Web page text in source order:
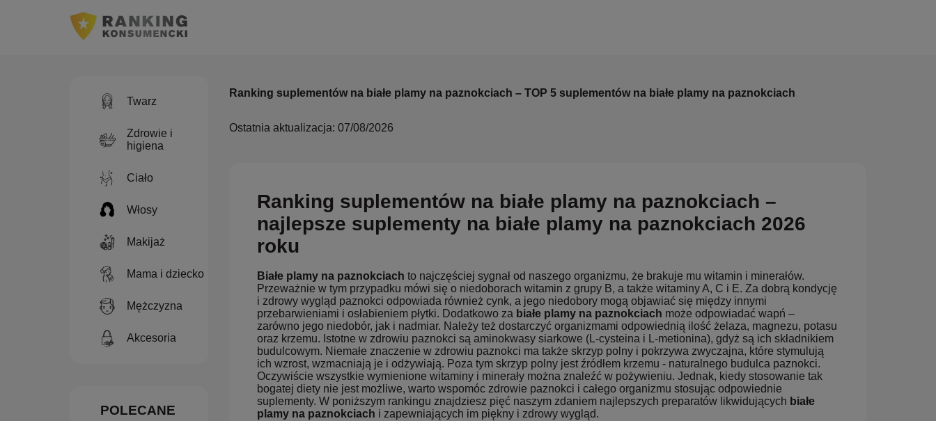
Twarz
Zdrowie i
higiena
Ciało
Włosy
Makijaż
Mama i dziecko
Mężczyzna
Akcesoria
POLECANE
Ranking suplementów na białe plamy na paznokciach – TOP 5 suplementów na białe plamy na paznokciach
Ostatnia aktualizacja: 07/08/2026
Ranking suplementów na białe plamy na paznokciach –
najlepsze suplementy na białe plamy na paznokciach 2026
roku
Białe plamy na paznokciach to najczęściej sygnał od naszego organizmu, że brakuje mu witamin i minerałów.
Przeważnie w tym przypadku mówi się o niedoborach witamin z grupy B, a także witaminy A, C i E. Za dobrą kondycję
i zdrowy wygląd paznokci odpowiada również cynk, a jego niedobory mogą objawiać się między innymi
przebarwieniami i osłabieniem płytki. Dodatkowo za białe plamy na paznokciach może odpowiadać wapń –
zarówno jego niedobór, jak i nadmiar. Należy też dostarczyć organizmami odpowiednią ilość żelaza, magnezu, potasu
oraz krzemu. Istotne w zdrowiu paznokci są aminokwasy siarkowe (L-cysteina i L-metionina), gdyż są ich składnikiem
budulcowym. Niemałe znaczenie w zdrowiu paznokci ma także skrzyp polny i pokrzywa zwyczajna, które stymulują
ich wzrost, wzmacniają je i odżywiają. Poza tym skrzyp polny jest źródłem krzemu - naturalnego budulca paznokci.
Oczywiście wszystkie wymienione witaminy i minerały można znaleźć w pożywieniu. Jednak, kiedy stosowanie tak
bogatej diety nie jest możliwe, warto wspomóc zdrowie paznokci i całego organizmu stosując odpowiednie
suplementy. W poniższym rankingu znajdziesz pięć naszym zdaniem najlepszych preparatów likwidujących białe
plamy na paznokciach i zapewniających im piękny i zdrowy wygląd.